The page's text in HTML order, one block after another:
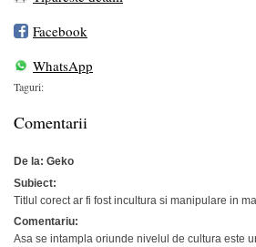
Facebook
WhatsApp
Taguri:
Comentarii
De la: Geko
Subiect:
Titlul corect ar fi fost incultura si manipulare in
Comentariu:
Asa se intampla oriunde nivelul de cultura este